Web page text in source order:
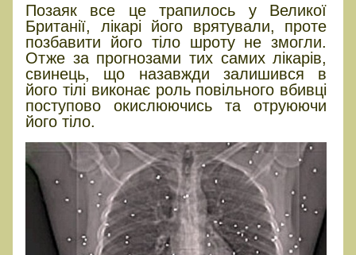
Позаяк все це трапилось у Великої
Британії, лікарі його врятували, проте
позбавити його тіло шроту не змогли.
Отже за прогнозами тих самих лікарів,
свинець, що назавжди залишився в
його тілі виконає роль повільного вбивці
поступово окислюючись та отруюючи
його тіло.